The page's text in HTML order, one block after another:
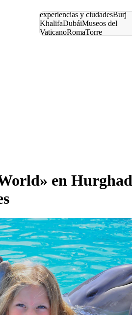
experiencias y ciudadesBurj
KhalifaDubáiMuseos del
VaticanoRomaTorre
en